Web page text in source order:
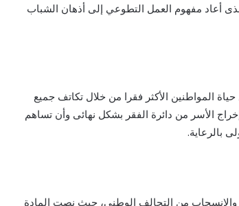
أعاد مفهوم العمل التطوعي إلى أذهان الشباب
المواطنين الأكثر فقرا من خلال تكاتف جميع
الأسر من دائرة الفقر بشكل نهائى وأن تساهم
بالرعاية.
والانسحاب من التحالف الوطنى، حيث نصت المادة